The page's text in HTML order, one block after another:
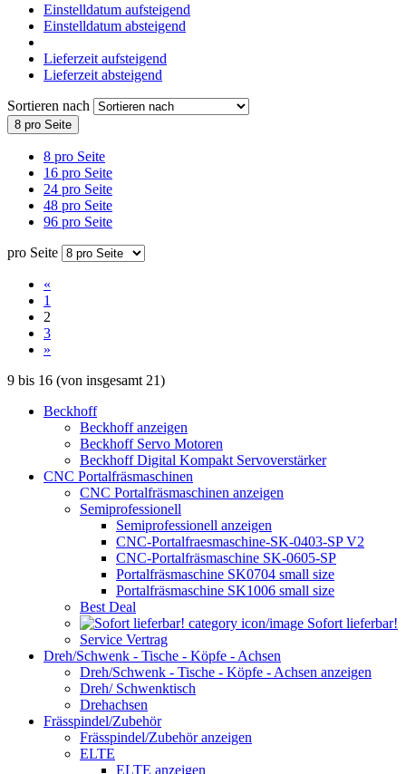
Einstelldatum aufsteigend
Einstelldatum absteigend
Lieferzeit aufsteigend
Lieferzeit absteigend
Sortieren nach
8 pro Seite
8 pro Seite
16 pro Seite
24 pro Seite
48 pro Seite
96 pro Seite
pro Seite
«
1
2
3
»
9 bis 16 (von insgesamt 21)
Beckhoff
Beckhoff anzeigen
Beckhoff Servo Motoren
Beckhoff Digital Kompakt Servoverstärker
CNC Portalfräsmaschinen
CNC Portalfräsmaschinen anzeigen
Semiprofessionell
Semiprofessionell anzeigen
CNC-Portalfraesmaschine-SK-0403-SP V2
CNC-Portalfräsmaschine SK-0605-SP
Portalfräsmaschine SK0704 small size
Portalfräsmaschine SK1006 small size
Best Deal
Sofort lieferbar!
Service Vertrag
Dreh/Schwenk - Tische - Köpfe - Achsen
Dreh/Schwenk - Tische - Köpfe - Achsen anzeigen
Dreh/ Schwenktisch
Drehachsen
Frässpindel/Zubehör
Frässpindel/Zubehör anzeigen
ELTE
ELTE anzeigen